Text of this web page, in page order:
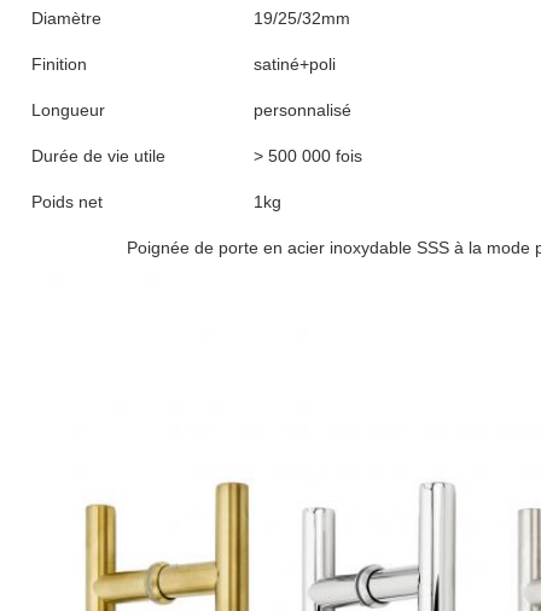
Diamètre 19/25/32mm
Finition satiné+poli
Longueur personnalisé
Durée de vie utile > 500 000 fois
Poids net 1kg
Poignée de porte en acier inoxydable SSS à la